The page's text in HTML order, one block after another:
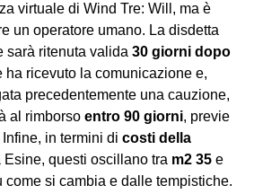
virtuale di Wind Tre: Will, ma è
un operatore umano. La disdetta
sarà ritenuta valida 30 giorni dopo
ha ricevuto la comunicazione e,
precedentemente una cauzione,
al rimborso entro 90 giorni, previe
in termini di costi della
Esine, questi oscillano tra m2 35 e
come si cambia e dalle tempistiche.